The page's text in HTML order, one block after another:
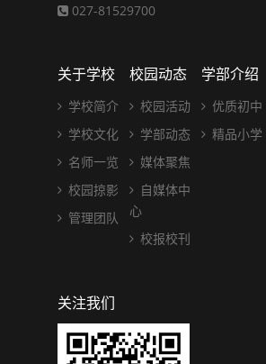
027-81529700
关于学校
学校简介
学校文化
名师一览
校园掠影
管理团队
校园动态
校园活动
学部动态
媒体聚焦
自媒体中
心
校报校刊
学部介绍
优质初中
精品小学
关注我们